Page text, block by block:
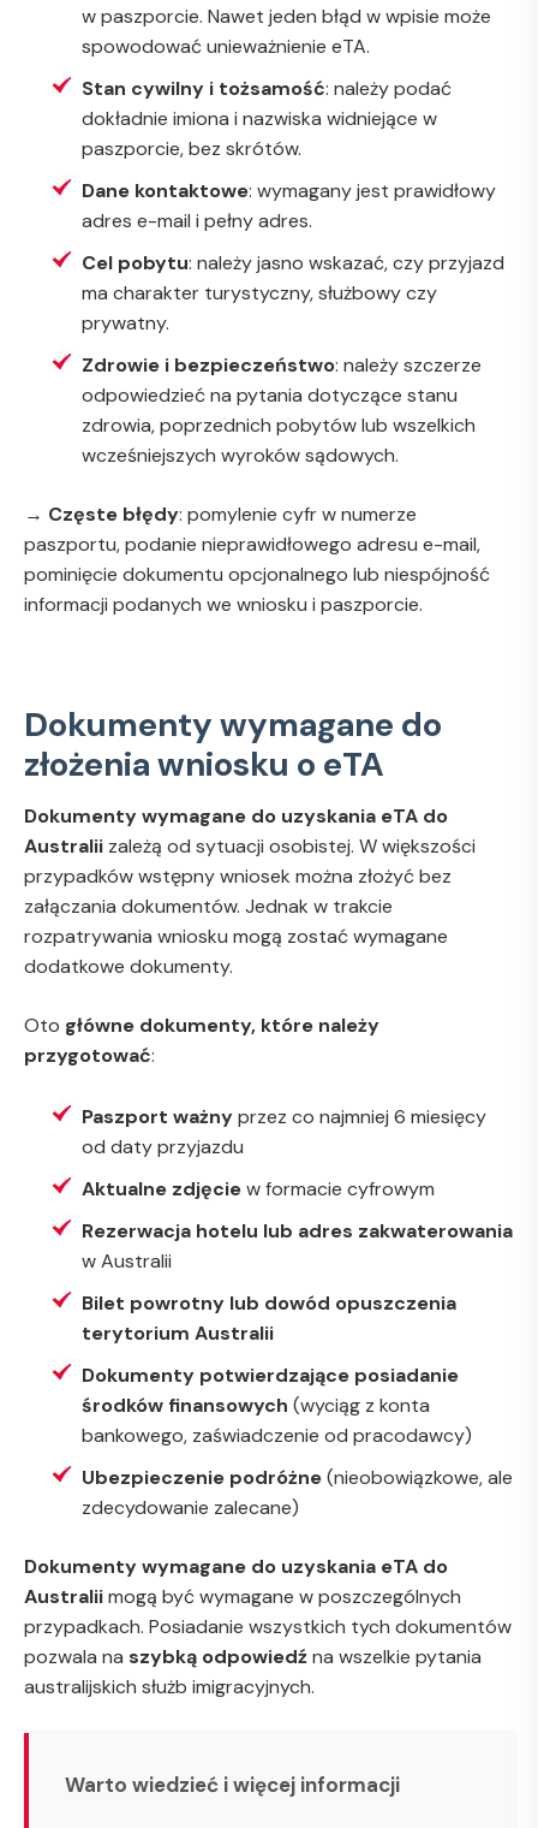
w paszporcie. Nawet jeden błąd w wpisie może
spowodować unieważnienie eTA.
Stan cywilny i tożsamość: należy podać
dokładnie imiona i nazwiska widniejące w
paszporcie, bez skrótów.
Dane kontaktowe: wymagany jest prawidłowy
adres e-mail i pełny adres.
Cel pobytu: należy jasno wskazać, czy przyjazd
ma charakter turystyczny, służbowy czy
prywatny.
Zdrowie i bezpieczeństwo: należy szczerze
odpowiedzieć na pytania dotyczące stanu
zdrowia, poprzednich pobytów lub wszelkich
wcześniejszych wyroków sądowych.
→ Częste błędy: pomylenie cyfr w numerze
paszportu, podanie nieprawidłowego adresu e-mail,
pominięcie dokumentu opcjonalnego lub niespójność
informacji podanych we wniosku i paszporcie.
Dokumenty wymagane do
złożenia wniosku o eTA
Dokumenty wymagane do uzyskania eTA do
Australii zależą od sytuacji osobistej. W większości
przypadków wstępny wniosek można złożyć bez
załączania dokumentów. Jednak w trakcie
rozpatrywania wniosku mogą zostać wymagane
dodatkowe dokumenty.
Oto główne dokumenty, które należy
przygotować:
Paszport ważnyprzez co najmniej 6 miesięcy
od daty przyjazdu
Aktualne zdjęciew formacie cyfrowym
Rezerwacja hotelu lub adres zakwaterowania
w Australii
Bilet powrotny lub dowód opuszczenia
terytorium Australii
Dokumenty potwierdzające posiadanie
środków finansowych (wyciąg z konta
bankowego, zaświadczenie od pracodawcy)
Ubezpieczenie podróżne(nieobowiązkowe, ale
zdecydowanie zalecane)
Dokumenty wymagane do uzyskania eTA do
Australiimogą być wymagane w poszczególnych
przypadkach. Posiadanie wszystkich tych dokumentów
pozwala na szybką odpowiedźna wszelkie pytania
australijskich służb imigracyjnych.
Warto wiedzieć i więcej informacji